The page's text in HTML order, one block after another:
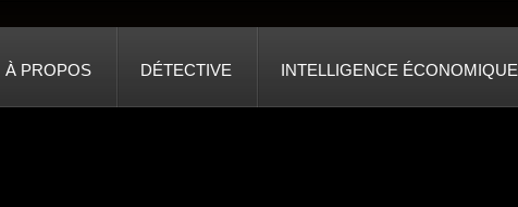
À PROPOS DÉTECTIVE INTELLIGENCE ÉCONOMIQUE